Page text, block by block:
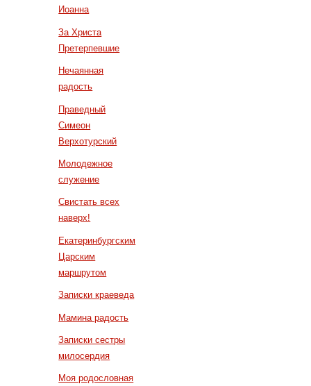
Иоанна
За Христа
Претерпевшие
Нечаянная
радость
Праведный
Симеон
Верхотурский
Молодежное
служение
Свистать всех
наверх!
Екатеринбургским
Царским
маршрутом
Записки краеведа
Мамина радость
Записки сестры
милосердия
Моя родословная